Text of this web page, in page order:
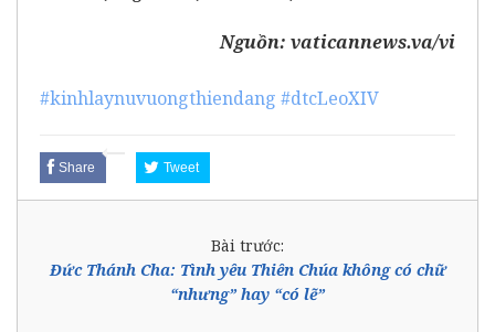
Nguồn: vaticannews.va/vi
#kinhlaynuvuongthiendang #dtcLeoXIV
Share Tweet
Bài trước:
Đức Thánh Cha: Tình yêu Thiên Chúa không có chữ
“nhưng” hay “có lẽ”